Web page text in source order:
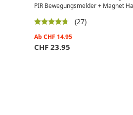
PIR Bewegungsmelder + Magnet
(27)
Ab CHF 14.95
CHF 23.95